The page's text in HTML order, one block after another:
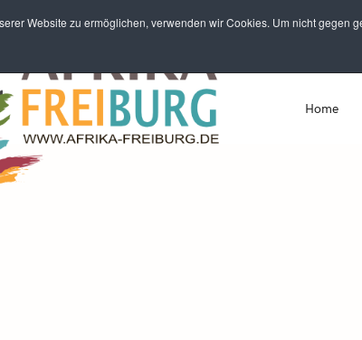
Website zu ermöglichen, verwenden wir Cookies. Um nicht
Home